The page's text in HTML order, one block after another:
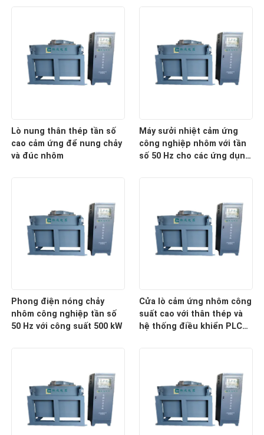
Lò nung thân thép tần số
cao cảm ứng để nung chảy
và đúc nhôm
Máy sưởi nhiệt cảm ứng
công nghiệp nhôm với tần
số 50 Hz cho các ứng dụng
Phong điện nóng chảy
nhôm công nghiệp tần số
50 Hz với công suất 500 kW
Cửa lò cảm ứng nhôm công
suất cao với thân thép và
hệ thống điều khiển PLC